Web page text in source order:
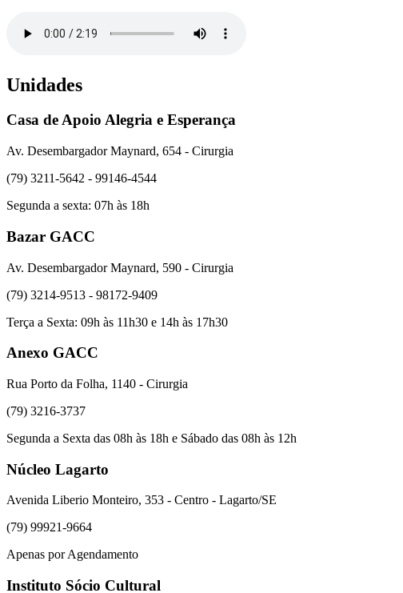
Unidades
Casa de Apoio Alegria e Esperança
Av. Desembargador Maynard, 654 - Cirurgia
(79) 3211-5642 - 99146-4544
Segunda a sexta: 07h às 18h
Bazar GACC
Av. Desembargador Maynard, 590 - Cirurgia
(79) 3214-9513 - 98172-9409
Terça a Sexta: 09h às 11h30 e 14h às 17h30
Anexo GACC
Rua Porto da Folha, 1140 - Cirurgia
(79) 3216-3737
Segunda a Sexta das 08h às 18h e Sábado das 08h às 12h
Núcleo Lagarto
Avenida Liberio Monteiro, 353 - Centro - Lagarto/SE
(79) 99921-9664
Apenas por Agendamento
Instituto Sócio Cultural